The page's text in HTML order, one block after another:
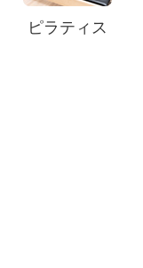
ピラティス